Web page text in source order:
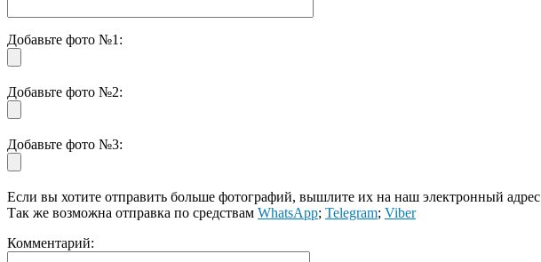
Добавьте фото №1:
Добавьте фото №2:
Добавьте фото №3:
Если вы хотите отправить больше фотографий, вышлите их на наш электронный адрес
Так же возможна отправка по средствам WhatsApp; Telegram; Viber
Комментарий: